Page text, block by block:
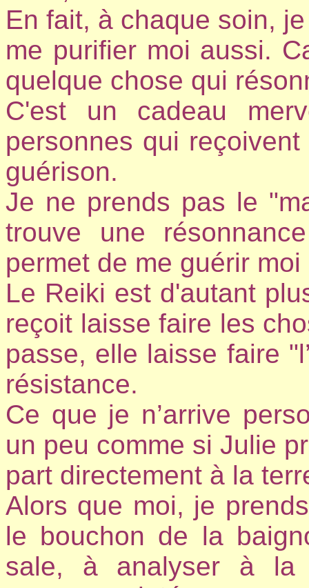
En fait, à chaque soin,
me purifier moi aussi.
quelque chose qui
C'est un cadeau
personnes qui
guérison.
Je ne prends pas le
trouve une
permet de me guérir moi
Le Reiki est d'autant
reçoit laisse faire les
passe, elle laisse faire
résistance.
Ce que je n’arrive
un peu comme si Julie
part directement à la
Alors que moi, je
le bouchon de la
sale, à analyser à la